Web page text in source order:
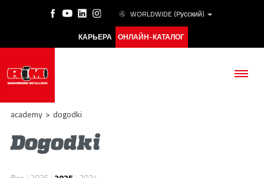
WORLDWIDE (Pусский)
КАРЬЕРА ОНЛАЙН-КАТАЛОГ
academy > dogodki
Dogodki